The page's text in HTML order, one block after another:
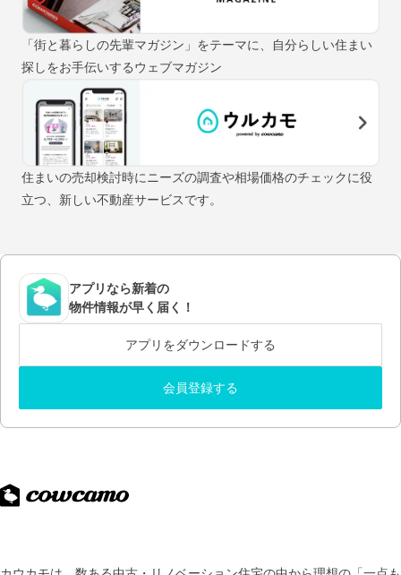
「街と暮らしの先輩マガジン」をテーマに、自分らしい住まい
探しをお手伝いするウェブマガジン
住まいの売却検討時にニーズの調査や相場価格のチェックに役
立つ、新しい不動産サービスです。
アプリなら新着の
物件情報が早く届く！
アプリをダウンロードする
会員登録する